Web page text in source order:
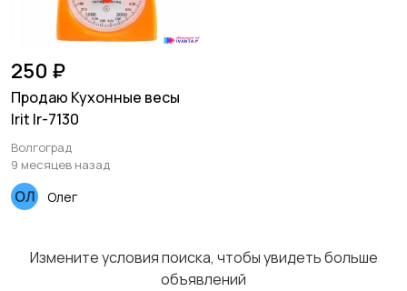
250 ₽
Продаю Кухонные весы
Irit Ir-7130
Волгоград
9 месяцев назад
Олег
Измените условия поиска, чтобы увидеть больше
объявлений